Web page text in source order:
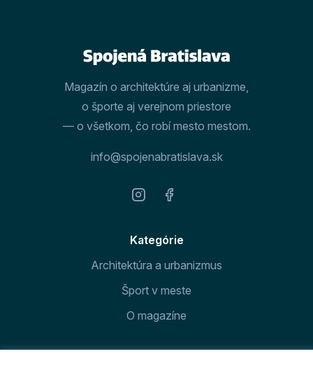
Magazín o architektúre aj urbanizme,
o športe aj verejnom priestore
— o všetkom, čo robí mesto mestom.
info@spojenabratislava.sk
Kategórie
Architektúra a urbanizmus
Šport v meste
O magazíne